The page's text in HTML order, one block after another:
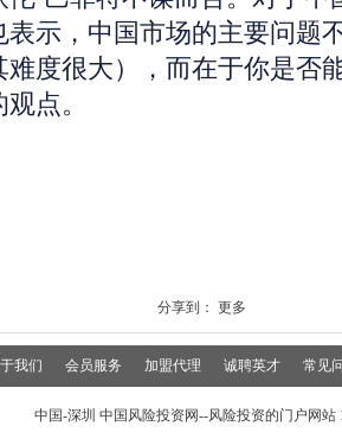
表示，中国市场的主要问题
难度很大），而在于你是否
点。
分享到： 更多
我们 会员服务 加盟代理 诚聘英才 常见
中国-深圳 中国风险投资网--风险投资的门户网